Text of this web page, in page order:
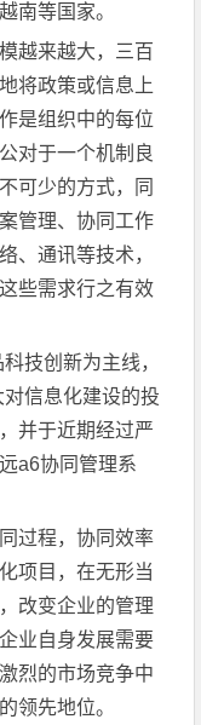
南等国家。
越来越大，三百
将政策或信息上
是组织中的每位
对于一个机制良
可少的方式，同
管理、协同工作
、通讯等技术，
些需求行之有效
技创新为主线，
信息化建设的投
并于近期经过严
a6协同管理系
过程，协同效率
项目，在无形当
改变企业的管理
业自身发展需要
烈的市场竞争中
领先地位。